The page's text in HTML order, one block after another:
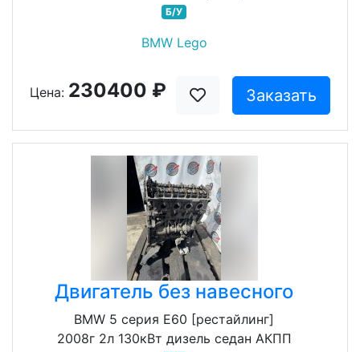
Б/У
BMW Lego
Цена: 230400 ₽ Заказать
Двигатель без навесного
BMW 5 серия E60 [рестайлинг]
2008г 2л 130кВт дизель седан АКПП